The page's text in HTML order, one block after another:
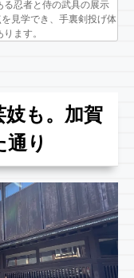
る忍者と侍の武具の展示
見学でき、手裏剣投げ体
ます。
妓も。加賀
り